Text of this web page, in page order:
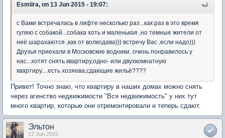
Esmiira, on 13 Jun 2015 - 19:07:
с Вами встречалась в лифте несколько раз...как раз в это время
гуляю с собакой...собака хоть и маленькая ,но темные жители от
неё шарахаются ,как от волкодава))) встречу Вас ,если надо)))
Друзья приехали в Московские водники..очень понравилось у
нас...хотят снять квартиру,одно- или двухкомнатную
квартиру....есть хозяева,сдающие жильё????
Привет! Точно знаю, что квартиру в наших домах можно снять
через агенство недвижимости "Вся недвижимость" у них тут
много квартир, которые они отремонтировали и теперь сдают.
Эльтон
17 Jun 2015